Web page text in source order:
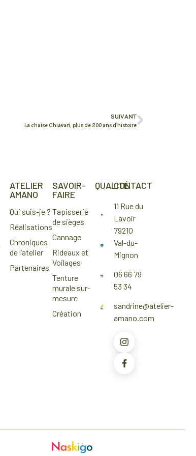
SUIVANT
La chaise Chiavari, plus de 200 ans d’histoire
ATELIER
AMANO
Qui suis-je ?
Réalisations
Chroniques
de l’atelier
Partenaires
SAVOIR-
FAIRE
Tapisserie
de sièges
Cannage
Rideaux et
Voilages
Tenture
murale sur-
mesure
Création
QUALITÉCONTACT
11 Rue du
Lavoir
79210
Val-du-
Mignon
06 66 79
53 34
sandrine@atelier-
amano.com